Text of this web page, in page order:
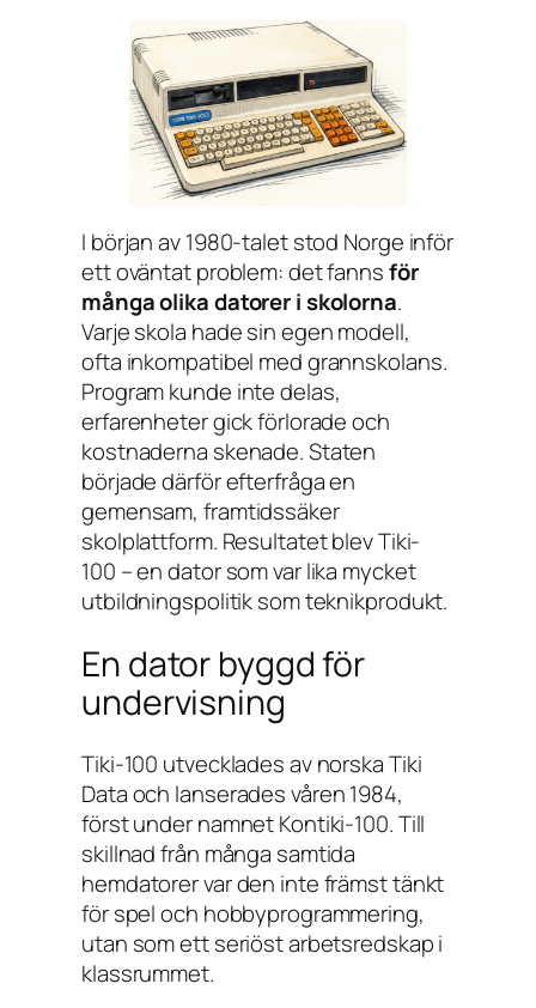
I början av 1980-talet stod Norge inför
ett oväntat problem: det fannsför
många olika datorer i skolorna.
Varje skola hade sin egen modell,
ofta inkompatibel med grannskolans.
Program kunde inte delas,
erfarenheter gick förlorade och
kostnaderna skenade. Staten
började därför efterfråga en
gemensam, framtidssäker
skolplattform. Resultatet blev Tiki-
100 – en dator som var lika mycket
utbildningspolitik som teknikprodukt.
En dator byggd för
undervisning
Tiki-100 utvecklades av norska Tiki
Data och lanserades våren 1984,
först under namnet Kontiki-100. Till
skillnad från många samtida
hemdatorer var den inte främst tänkt
för spel och hobbyprogrammering,
utan som ett seriöst arbetsredskap i
klassrummet.